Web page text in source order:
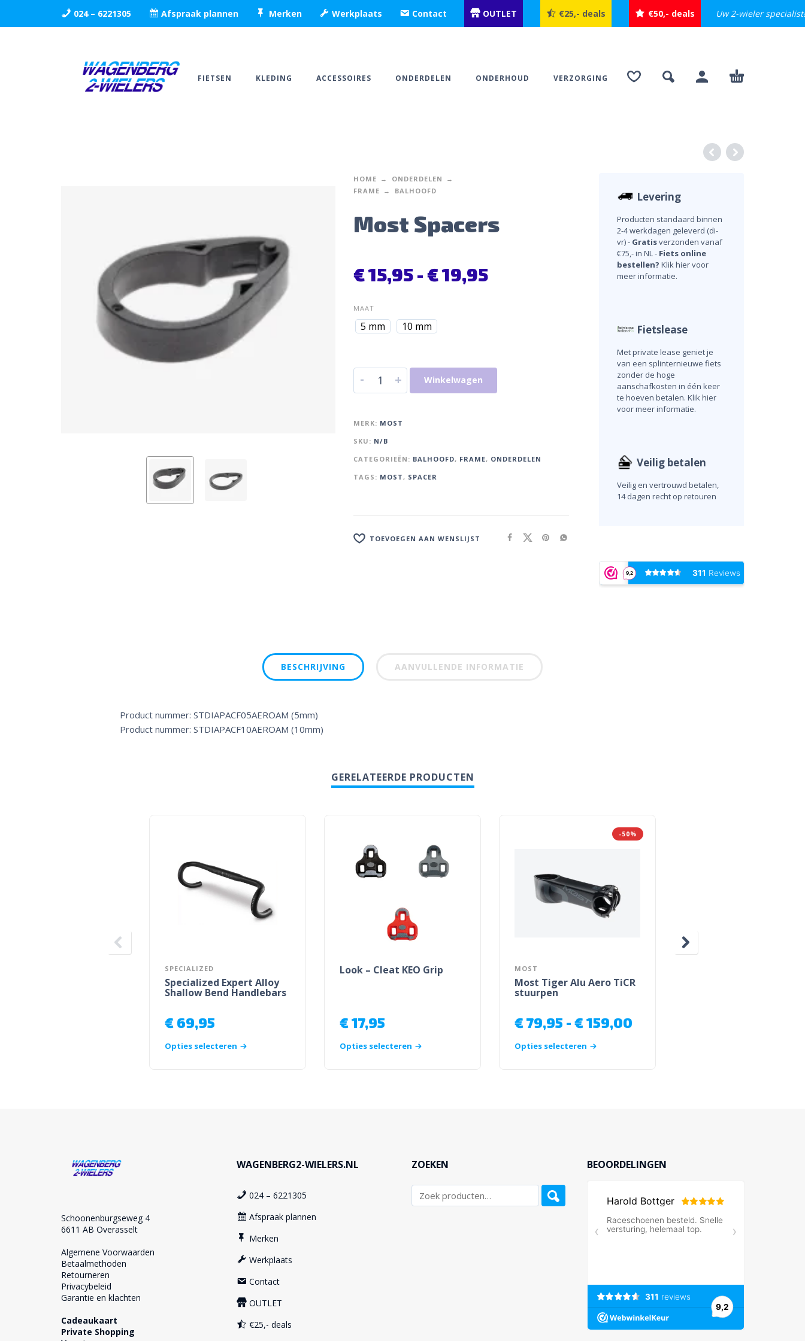
024 – 6221305 Afspraak plannen Merken Werkplaats Contact OUTLET €25,- deals €50,- deals Uw 2-wieler specialist!
FIETSEN KLEDING ACCESSOIRES ONDERDELEN ONDERHOUD VERZORGING
HOME
ONDERDELEN
FRAME
BALHOOFD
Most Spacers
€15,95 -€19,95
MAAT
5 mm 10 mm
- + Winkelwagen
MERK: MOST
SKU: N/B
CATEGORIEËN: BALHOOFD, FRAME, ONDERDELEN
TAGS: MOST, SPACER
TOEVOEGEN AAN WENSLIJST
Levering
Producten standaard binnen
2-4 werkdagen geleverd (di-
vr) - Gratisverzonden vanaf
€75,- in NL - Fiets online
bestellen? Klik hier voor
meer informatie.
Fietslease
Met private lease geniet je
van een splinternieuwe fiets
zonder de hoge
aanschafkosten in één keer
te hoeven betalen. Klik hier
voor meer informatie.
Veilig betalen
Veilig en vertrouwd betalen,
14 dagen recht op retouren
BESCHRIJVING AANVULLENDE INFORMATIE
Product nummer: STDIAPACF05AEROAM (5mm)
Product nummer: STDIAPACF10AEROAM (10mm)
GERELATEERDE PRODUCTEN
SPECIALIZED
Specialized Expert Alloy
Shallow Bend Handlebars
€ 69,95
Opties selecteren
Look – Cleat KEO Grip
€17,95
Opties selecteren
-50%
MOST
Most Tiger Alu Aero TiCR
stuurpen
€79,95 - €159,00
Opties selecteren
Schoonenburgseweg 4
6611 AB Overasselt
Algemene Voorwaarden
Betaalmethoden
Retourneren
Privacybeleid
Garantie en klachten
Cadeaukaart
Private Shopping
WAGENBERG2-WIELERS.NL
024 – 6221305
Afspraak plannen
Merken
Werkplaats
Contact
OUTLET
€25,- deals
ZOEKEN BEOORDELINGEN